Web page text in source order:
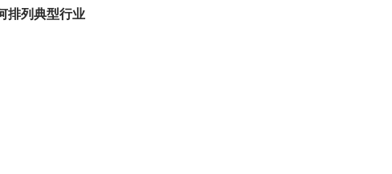
排列典型行业